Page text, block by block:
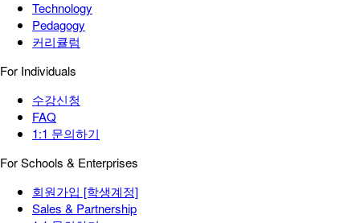
Technology
Pedagogy
커리큘럼
For Individuals
수강신청
FAQ
1:1 문의하기
For Schools & Enterprises
회원가입 [학생계정]
Sales & Partnership